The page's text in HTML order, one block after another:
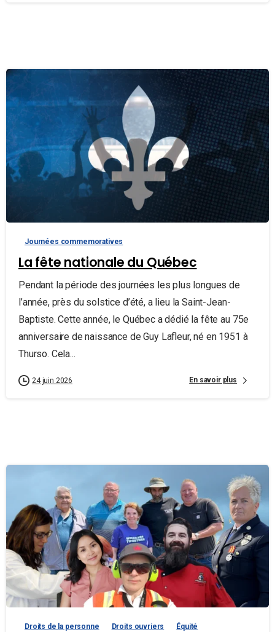
Journées commemoratives
La fête nationale du Québec
Pendant la période des journées les plus longues de
l’année, près du solstice d’été, a lieu la Saint-Jean-
Baptiste. Cette année, le Québec a dédié la fête au 75e
anniversaire de naissance de Guy Lafleur, né en 1951 à
Thurso. Cela...
24 juin 2026 En savoir plus
Droits de la personne Droits ouvriers
Équité